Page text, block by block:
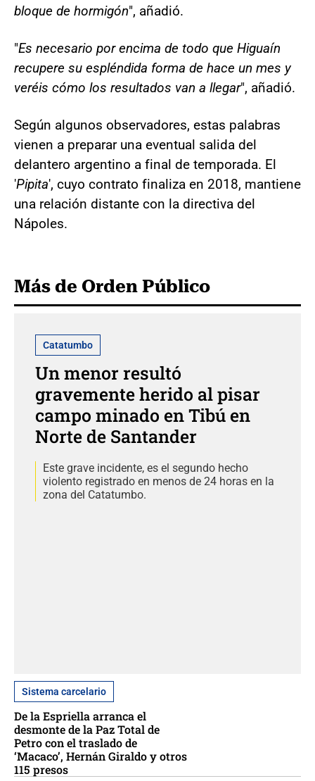
bloque de hormigón", añadió.
"Es necesario por encima de todo que Higuaín
recupere su espléndida forma de hace un mes y
veréis cómo los resultados van a llegar", añadió.
Según algunos observadores, estas palabras
vienen a preparar una eventual salida del
delantero argentino a final de temporada. El
'Pipita', cuyo contrato finaliza en 2018, mantiene
una relación distante con la directiva del
Nápoles.
Más de Orden Público
Catatumbo
Un menor resultó
gravemente herido al pisar
campo minado en Tibú en
Norte de Santander
Este grave incidente, es el segundo hecho
violento registrado en menos de 24 horas en la
zona del Catatumbo.
Sistema carcelario
De la Espriella arranca el
desmonte de la Paz Total de
Petro con el traslado de
‘Macaco’, Hernán Giraldo y otros
115 presos